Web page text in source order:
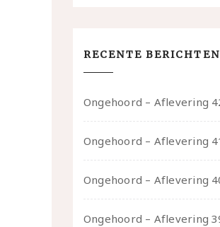
RECENTE BERICHTEN